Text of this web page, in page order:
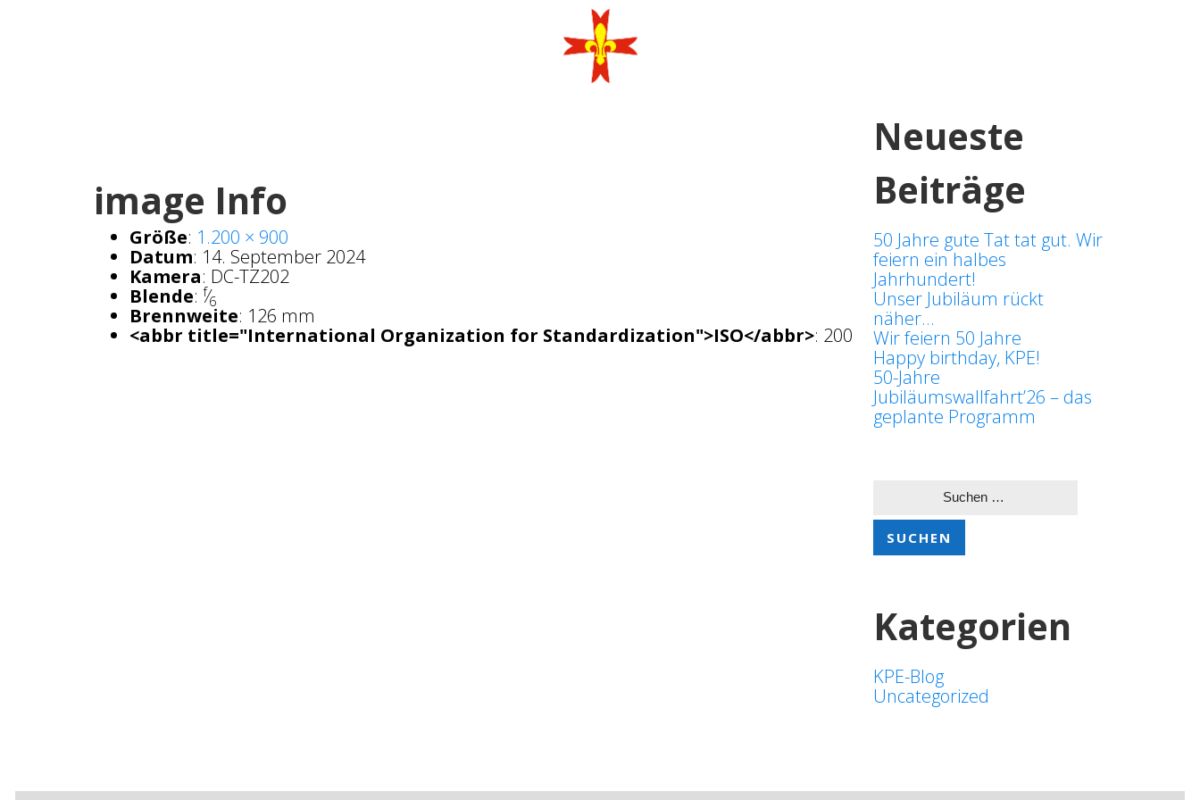
image Info
Größe: 1.200 × 900
Datum: 14. September 2024
Kamera: DC-TZ202
Blende: f⁄6
Brennweite: 126 mm
<abbr title="International Organization for Standardization">ISO</abbr>: 200
Neueste
Beiträge
50 Jahre gute Tat tat gut. Wir
feiern ein halbes
Jahrhundert!
Unser Jubiläum rückt
näher…
Wir feiern 50 Jahre
Happy birthday, KPE!
50-Jahre
Jubiläumswallfahrt’26 – das
geplante Programm
Kategorien
KPE-Blog
Uncategorized